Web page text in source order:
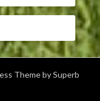
Theme bySuperb